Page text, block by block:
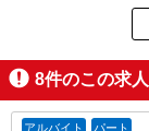
8件のこの求
アルバイト パート